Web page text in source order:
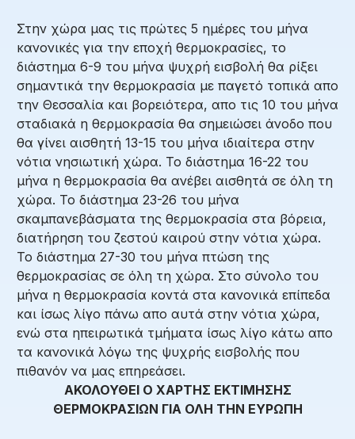
Στην χώρα μας τις πρώτες 5 ημέρες του μήνα
κανονικές για την εποχή θερμοκρασίες, το
διάστημα 6-9 του μήνα ψυχρή εισβολή θα ρίξει
σημαντικά την θερμοκρασία με παγετό τοπικά απο
την Θεσσαλία και βορειότερα, απο τις 10 του μήνα
σταδιακά η θερμοκρασία θα σημειώσει άνοδο που
θα γίνει αισθητή 13-15 του μήνα ιδιαίτερα στην
νότια νησιωτική χώρα. Το διάστημα 16-22 του
μήνα η θερμοκρασία θα ανέβει αισθητά σε όλη τη
χώρα. Το διάστημα 23-26 του μήνα
σκαμπανεβάσματα της θερμοκρασία στα βόρεια,
διατήρηση του ζεστού καιρού στην νότια χώρα.
Το διάστημα 27-30 του μήνα πτώση της
θερμοκρασίας σε όλη τη χώρα. Στο σύνολο του
μήνα η θερμοκρασία κοντά στα κανονικά επίπεδα
και ίσως λίγο πάνω απο αυτά στην νότια χώρα,
ενώ στα ηπειρωτικά τμήματα ίσως λίγο κάτω απο
τα κανονικά λόγω της ψυχρής εισβολής που
πιθανόν να μας επηρεάσει.
ΑΚΟΛΟΥΘΕΙ Ο ΧΑΡΤΗΣ ΕΚΤΙΜΗΣΗΣ
ΘΕΡΜΟΚΡΑΣΙΩΝ ΓΙΑ ΟΛΗ ΤΗΝ ΕΥΡΩΠΗ